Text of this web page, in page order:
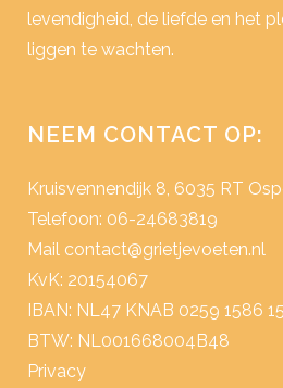
levendigheid, de liefde en het
liggen te wachten.
NEEM CONTACT OP:
Kruisvennendijk 8, 6035 RT
Telefoon: 06-24683819
Mail contact@grietjevoeten.nl
KvK: 20154067
IBAN: NL47 KNAB 0259 1586 15
BTW: NL001668004B48
Privacy